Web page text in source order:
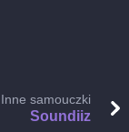
Inne samouczki
Soundiiz